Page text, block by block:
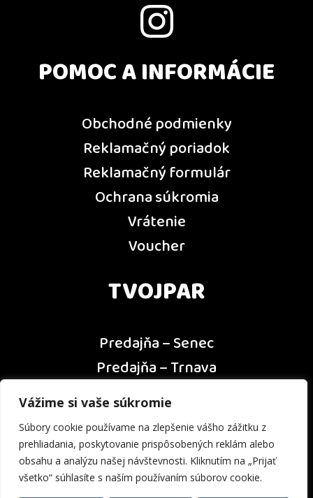
Vážime si vaše súkromie
Súbory cookie používame na zlepšenie vášho zážitku z
prehliadania, poskytovanie prispôsobených reklám alebo
obsahu a analýzu našej návštevnosti. Kliknutím na „Prijať
všetko“ súhlasíte s naším používaním súborov cookie.
POMOC A INFORMÁCIE
Obchodné podmienky
Reklamačný poriadok
Reklamačný formulár
Ochrana súkromia
Vrátenie
Voucher
TVOJPAR
Predajňa – Senec
Predajňa – Trnava
Predajňa – Dunajská Streda
Predajňa – Nitra
Kontakt